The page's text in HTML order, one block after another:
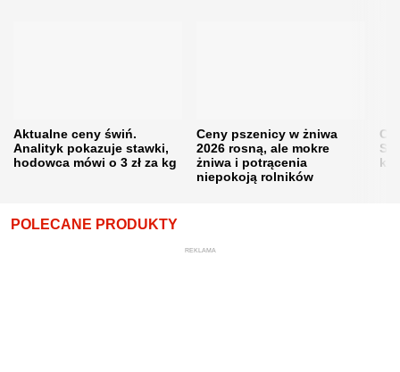
Aktualne ceny świń.
Analityk pokazuje stawki,
hodowca mówi o 3 zł za kg
Ceny pszenicy w żniwa
2026 rosną, ale mokre
żniwa i potrącenia
niepokoją rolników
POLECANE PRODUKTY
REKLAMA